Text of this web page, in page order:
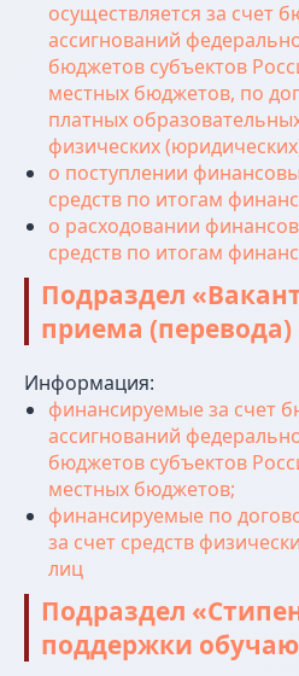
осуществляется за счет
ассигнований
бюджетов субъектов
местных бюджетов, по
платных
физических
о поступлении
средств по итогам
о расходовании
средств по итогам
Подраздел
приема
Информация:
финансируемые за счет
ассигнований
бюджетов субъектов
местных бюджетов;
финансируемые по
за счет средств
лиц
Подраздел
поддержки
+7 (495) 955-70-95
+7 (929) 647-83-97
postupi@mos-iti.ru
Учебный отдел:
+7 (495) 618-00-10
umo@mos-iti.ru
Приемная ректора:
+7 (495) 955-70-5
Наши
АНО ООВО “Институт
имени Народного
СССР И.Д. Кобзона”